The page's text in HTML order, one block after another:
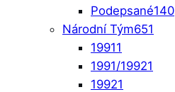
Podepsané140
Národní Tým651
19911
1991/19921
19921